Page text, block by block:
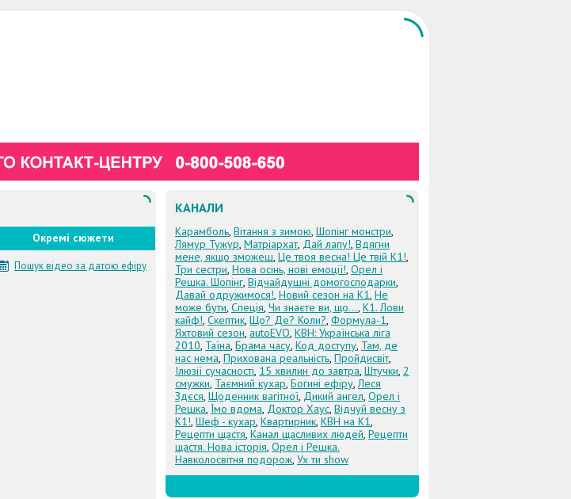
Окремі сюжети
Пошук відео за датою ефіру
КАНАЛИ
Карамболь, Вітання з зимою, Шопінг монстри,
Лямур Тужур, Матріархат, Дай лапу!, Вдягни
мене, якщо зможеш, Це твоя весна! Це твій К1!,
Три сестри, Нова осінь, нові емоції!, Орел і
Решка. Шопінг, Відчайдушні домогосподарки,
Давай одружимося!, Новий сезон на К1, Не
може бути, Спеція, Чи знаєте ви, що..., К1. Лови
кайф!, Скептик, Що? Де? Коли?, Формула-1,
Яхтовий сезон, autoEVO, КВН: Українська ліга
2010, Таїна, Брама часу, Код доступу, Там, де
нас нема, Прихована реальність, Пройдисвіт,
Ілюзії сучасності, 15 хвилин до завтра, Штучки, 2
смужки, Таємний кухар, Богині ефіру,Леся
Здєся, Щоденник вагітної, Дикий ангел, Орел і
Решка, Їмо вдома, Доктор Хаус, Відчуй весну з
К1!, Шеф - кухар, Квартирник, КВН на К1,
Рецепти щастя, Канал щасливих людей, Рецепти
щастя. Нова історія, Орел і Решка.
Навколосвітня подорож, Ух ти show